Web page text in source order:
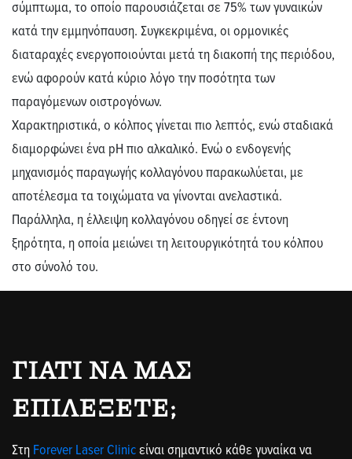
σύμπτωμα, το οποίο παρουσιάζεται σε75% των γυναικών
κατά την εμμηνόπαυση. Συγκεκριμένα, οι ορμονικές
διαταραχές ενεργοποιούνται μετά τη διακοπή της περιόδου,
ενώ αφορούν κατά κύριο λόγο την ποσότητα των
παραγόμενων οιστρογόνων.
Χαρακτηριστικά, ο κόλπος γίνεται πιο λεπτός, ενώ σταδιακά
διαμορφώνει ένα pH πιο αλκαλικό. Ενώ ο ενδογενής
μηχανισμός παραγωγής κολλαγόνου παρακωλύεται, με
αποτέλεσμα τα τοιχώματα να γίνονται ανελαστικά.
Παράλληλα, η έλλειψη κολλαγόνου οδηγεί σε έντονη
ξηρότητα, η οποία μειώνει τη λειτουργικότητά του κόλπου
στο σύνολό του.
ΓΙΑΤΊ ΝΑ ΜΑΣ
ΕΠΙΛΈΞΕΤΕ;
Στη Forever Laser Clinicείναι σημαντικό κάθε γυναίκα να